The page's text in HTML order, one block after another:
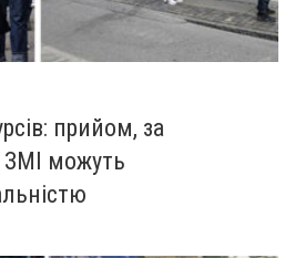
прийом, за
можуть